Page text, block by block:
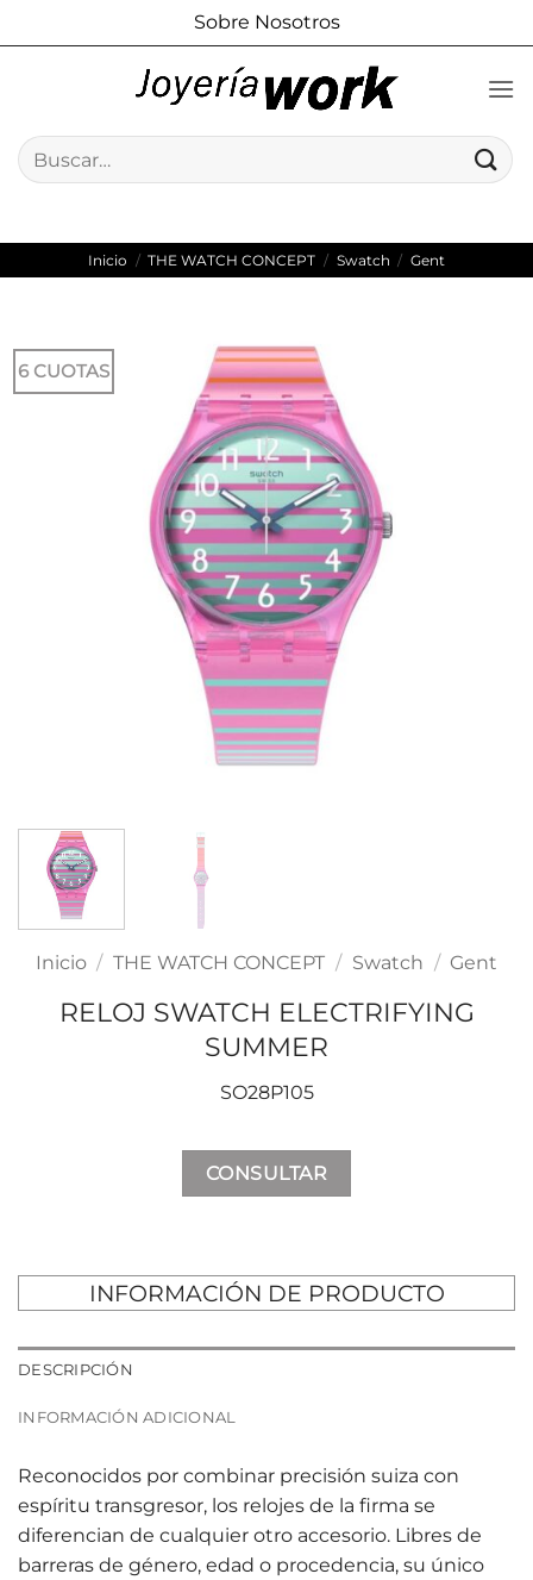
al
Sobre Nosotros
Buscar
por:
Inicio / THE WATCH CONCEPT / Swatch / Gent
6 CUOTAS
Inicio / THE WATCH CONCEPT / Swatch / Gent
RELOJ SWATCH ELECTRIFYING
SUMMER
SO28P105
CONSULTAR
INFORMACIÓN DE PRODUCTO
DESCRIPCIÓN
INFORMACIÓN ADICIONAL
Reconocidos por combinar precisión suiza con
espíritu transgresor, los relojes de la firma se
diferencian de cualquier otro accesorio. Libres de
barreras de género, edad o procedencia, su único